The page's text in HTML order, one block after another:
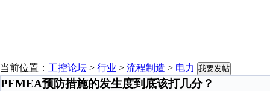
当前位置： 工控论坛 > 行业 > 流程制造 > 电力 我要发帖
PFMEA预防措施的发生度到底该打几分？